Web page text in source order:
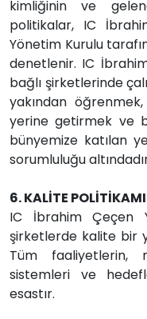
kimliğinin ve
politikalar, IC
Yönetim Kurulu
denetlenir. IC
bağlı şirketlerinde
yakından
yerine getirmek ve
bünyemize katılan
sorumluluğu
6. KALİTE
IC İbrahim Çeçen
şirketlerde kalite bir
Tüm faaliyetlerin,
sistemleri ve
esastır.